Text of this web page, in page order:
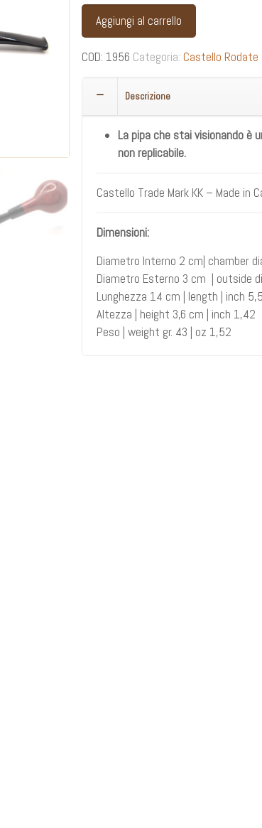
Aggiungi al carrello
COD: 1956 Categoria: Castello Rodate
Descrizione
La pipa che stai visionando è
non replicabile.
Castello Trade Mark KK – Made in
Dimensioni:
Diametro Interno 2 cm| chamber
Diametro Esterno 3 cm | outside
Lunghezza 14 cm | length | inch
Altezza | height 3,6 cm | inch 1,42
Peso | weight gr. 43 | oz 1,52